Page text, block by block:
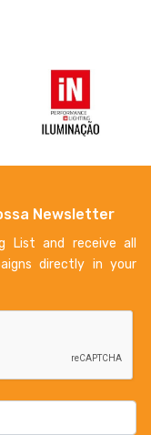
Newsletter
List and receive all
directly in your